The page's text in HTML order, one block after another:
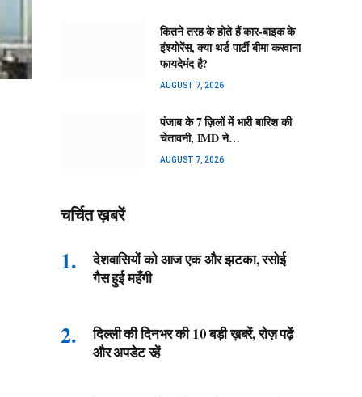
कितने तरह के होते हैं कार-बाइक के
इंश्योरेंस, क्या थर्ड पार्टी बीमा करवाना
फायदेमंद है?
AUGUST 7, 2026
पंजाब के 7 ज़िलों में भारी बारिश की
चेतावनी, IMD ने…
AUGUST 7, 2026
चर्चित ख़बरें
देशवासियों को आज एक और झटका, रसोई
गैस हुई महँगी
दिल्ली की दिनभर की 10 बड़ी ख़बरें, रोज़ पढ़ें
और अपडेट रहें